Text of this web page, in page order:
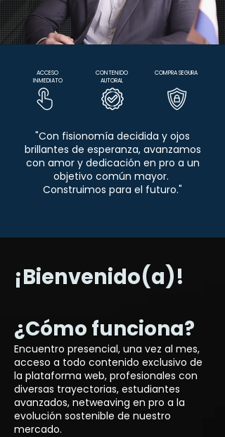
ACCESO
INMEDIATO
CONTENIDO
AUTORAL
COMPRA SEGURA
"Con fisionomía decidida y ojos
brillantes de esperanza, avanzamos
con amor y dedicación en pro a un
objetivo común mayor.
Construimos para el futuro."
¡Bienvenido(a)!
¿Cómo funciona?
Encuentro presencial, una vez al mes,
acceso a todo contenido exclusivo de
la plataforma web, profesionales con
diversas trayectorias, estudiantes
avanzados, netweaving en pro a la
evolución sostenible de nuestro
mercado.